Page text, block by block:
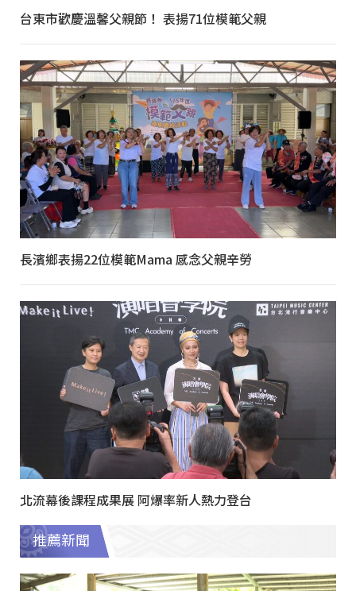
台東市歡慶溫馨父親節！ 表揚71位模範父親
長濱鄉表揚22位模範Mama 感念父親辛勞
北流幕後課程成果展 阿爆率新人熱力登台
推薦新聞